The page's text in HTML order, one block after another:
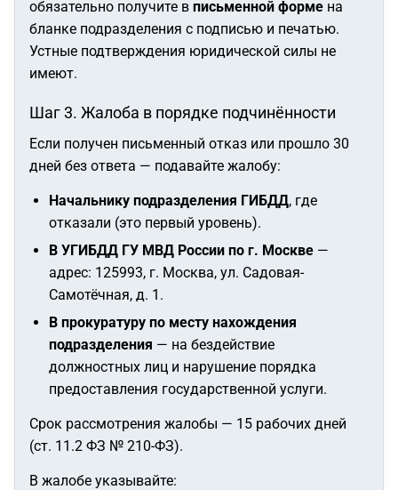
обязательно получите в письменной форме на
бланке подразделения с подписью и печатью.
Устные подтверждения юридической силы не
имеют.
Шаг 3. Жалоба в порядке подчинённости
Если получен письменный отказ или прошло 30
дней без ответа — подавайте жалобу:
Начальнику подразделения ГИБДД, где
отказали (это первый уровень).
В УГИБДД ГУ МВД России по г. Москве —
адрес: 125993, г. Москва, ул. Садовая-
Самотёчная, д. 1.
В прокуратуру по месту нахождения
подразделения — на бездействие
должностных лиц и нарушение порядка
предоставления государственной услуги.
Срок рассмотрения жалобы — 15 рабочих дней
(ст. 11.2 ФЗ № 210-ФЗ).
В жалобе указывайте: